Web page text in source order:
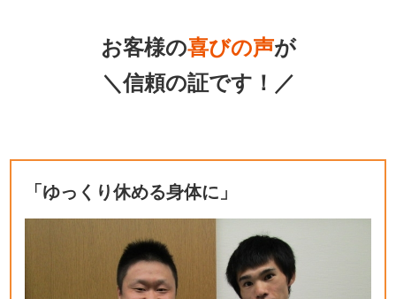
お客様の喜びの声が
＼信頼の証です！／
「ゆっくり休める身体に」